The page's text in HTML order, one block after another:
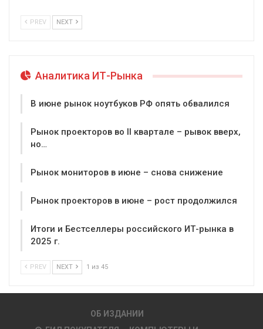
PREV NEXT
Аналитика ИТ-Рынка
В июне рынок ноутбуков РФ опять обвалился
Рынок проекторов во II квартале – рывок вверх,
но…
Рынок мониторов в июне – снова снижение
Рынок проекторов в июне – рост продолжился
Итоги и Бестселлеры российского ИТ-рынка в
2025 г.
PREV NEXT 1 из 45
ОБ ИЗДАНИИ